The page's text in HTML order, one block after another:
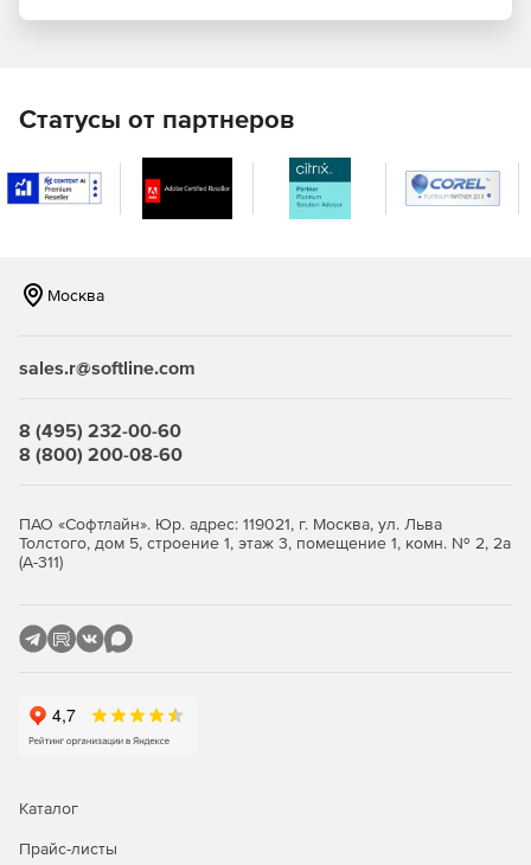
ошибок, интеграция с RaptorXML.
Полная поддержка XML Schema 1.1.
поддержка XPath 3.0.
разработки Visual Studio и Eclipse.
Редактор DTD и конвертер DTD-схем.
таксономии (редактор только в Enterprise).
Графический WSDL-редактор (поддержка WSDL 1.1 и
Поддержка встроенных схем XML в файлах WSDL
(Enterprise).
Enterprise).
Статусы от партнеров
Москва
sales.r@softline.com
8 (495) 232-00-60
8 (800) 200-08-60
ПАО «Софтлайн». Юр. адрес: 119021, г. Москва, ул. Льва
Толстого, дом 5, строение 1, этаж 3, помещение 1, комн. № 2, 2а
(А-311)
Каталог
Прайс-листы